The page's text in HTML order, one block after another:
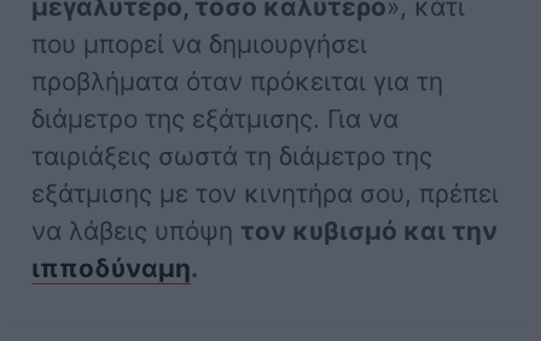
μεγαλύτερο, τόσο καλύτερο», κάτι
που μπορεί να δημιουργήσει
προβλήματα όταν πρόκειται για τη
διάμετρο της εξάτμισης. Για να
ταιριάξεις σωστά τη διάμετρο της
εξάτμισης με τον κινητήρα σου, πρέπει
να λάβεις υπόψη τον κυβισμό και την
ιπποδύναμη.